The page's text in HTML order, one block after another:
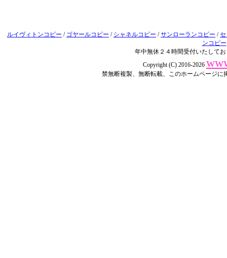
ルイヴィトンコピー / ゴヤールコピー / シャネルコピー /サンローランコピー /
ンコピー
年中無休２４時間受付いたして
Copyright (C) 2016-2026
禁無断複製、無断転載、このホームページ